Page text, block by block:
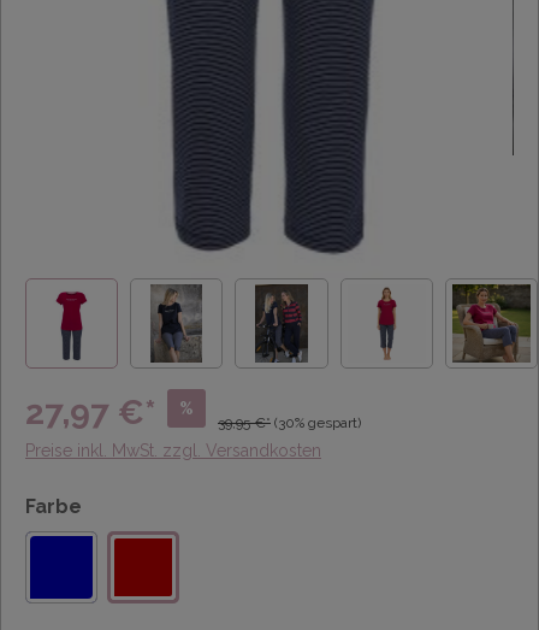
27,97 €* %
39,95 €* (30% gespart)
Preise inkl. MwSt. zzgl. Versandkosten
Farbe